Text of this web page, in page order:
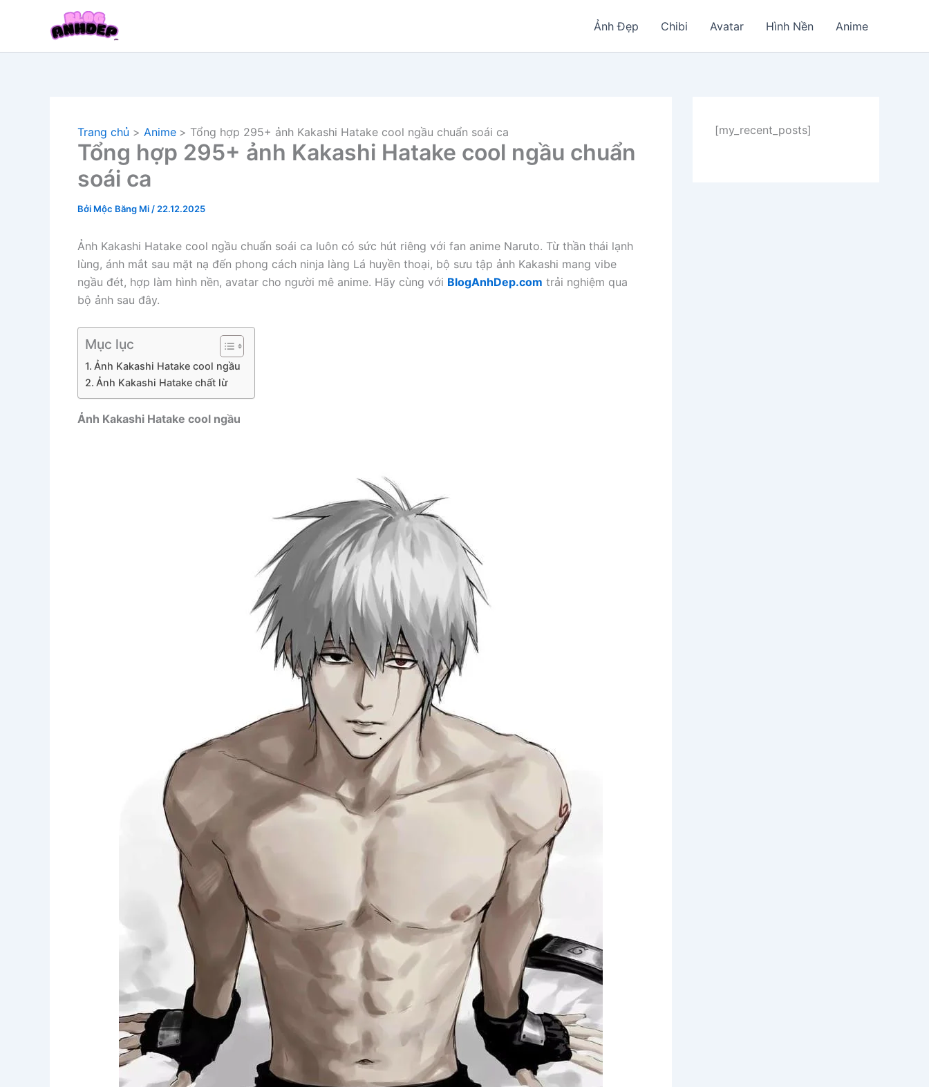
Ảnh Đẹp Chibi Avatar Hình Nền Anime
Trang chủ Anime Tổng hợp 295+ ảnh Kakashi Hatake cool ngầu chuẩn soái ca
Tổng hợp 295+ ảnh Kakashi Hatake cool ngầu chuẩn
soái ca
Bởi Mộc Băng Mi / 22.12.2025
Ảnh Kakashi Hatake cool ngầu chuẩn soái ca luôn có sức hút riêng với fan anime Naruto. Từ thần thái lạnh
lùng, ánh mắt sau mặt nạ đến phong cách ninja làng Lá huyền thoại, bộ sưu tập ảnh Kakashi mang vibe
ngầu đét, hợp làm hình nền, avatar cho người mê anime. Hãy cùng với BlogAnhDep.com trải nghiệm qua
bộ ảnh sau đây.
Mục lục
Ảnh Kakashi Hatake cool ngầu
Ảnh Kakashi Hatake chất lừ
Ảnh Kakashi Hatake cool ngầu
[my_recent_posts]